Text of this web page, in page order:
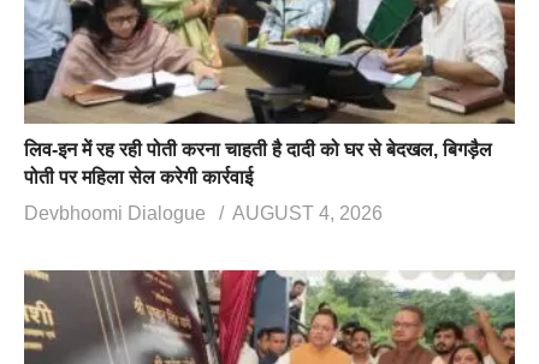
लिव-इन में रह रही पोती करना चाहती है दादी को घर से बेदखल, बिगड़ैल
पोती पर महिला सेल करेगी कार्रवाई
Devbhoomi Dialogue
AUGUST 4, 2026